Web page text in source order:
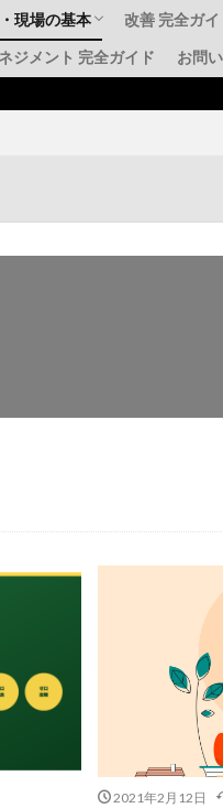
現場の基本
管理
法・標準化
改善 完全ガイ
ジメント 完全ガイド
お問
2021年2月12日